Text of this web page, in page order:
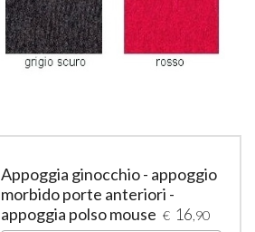
Appoggia ginocchio - appoggio
morbido porte anteriori -
appoggia polso mouse € 16 ,90